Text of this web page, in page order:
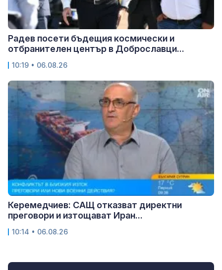
Радев посети бъдещия космически и
отбранителен център в Доброславци...
10:19 • 06.08.26
Керемедчиев: САЩ отказват директни
преговори и изтощават Иран...
10:14 • 06.08.26